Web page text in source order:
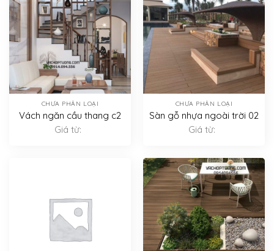
CHƯA PHÂN LOẠI
Vách ngăn cầu thang c2
Giá từ:
CHƯA PHÂN LOẠI
Sàn gỗ nhựa ngoài trời 02
Giá từ: